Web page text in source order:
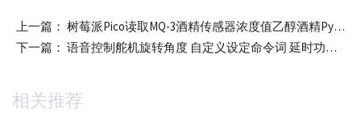
上一篇： 树莓派Pico读取MQ-3酒精传感器浓度值乙醇酒精Python编程
下一篇： 语音控制舵机旋转角度 自定义设定命令词 延时功能 中文编程图形化
相关推荐